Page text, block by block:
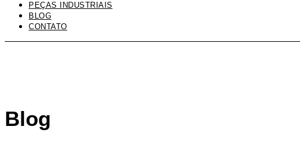
PEÇAS INDUSTRIAIS
BLOG
CONTATO
Blog